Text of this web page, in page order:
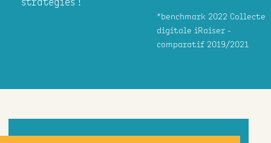
*benchmark 2022 Collecte
digitale iRaiser -
comparatif 2019/2021